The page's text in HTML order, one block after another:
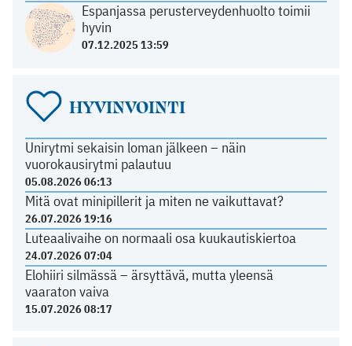
Espanjassa perusterveydenhuolto toimii
hyvin
07.12.2025 13:59
HYVINVOINTI
Unirytmi sekaisin loman jälkeen – näin
vuorokausirytmi palautuu
05.08.2026 06:13
Mitä ovat minipillerit ja miten ne vaikuttavat?
26.07.2026 19:16
Luteaalivaihe on normaali osa kuukautiskiertoa
24.07.2026 07:04
Elohiiri silmässä – ärsyttävä, mutta yleensä
vaaraton vaiva
15.07.2026 08:17